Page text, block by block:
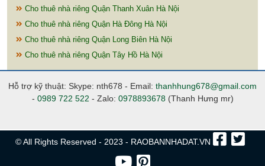
Cho thuê nhà riêng Quận Thanh Xuân Hà Nội
Cho thuê nhà riêng Quận Hà Đông Hà Nội
Cho thuê nhà riêng Quận Long Biên Hà Nội
Cho thuê nhà riêng Quận Tây Hồ Hà Nội
Hỗ trợ kỹ thuật: Skype: nth678 - Email: thanhhung678@gmail.com
- 0989 722 522 - Zalo: 0978893678(Thanh Hưng mr)
© All Rights Reserved - 2023 - RAOBANNHADAT.VN